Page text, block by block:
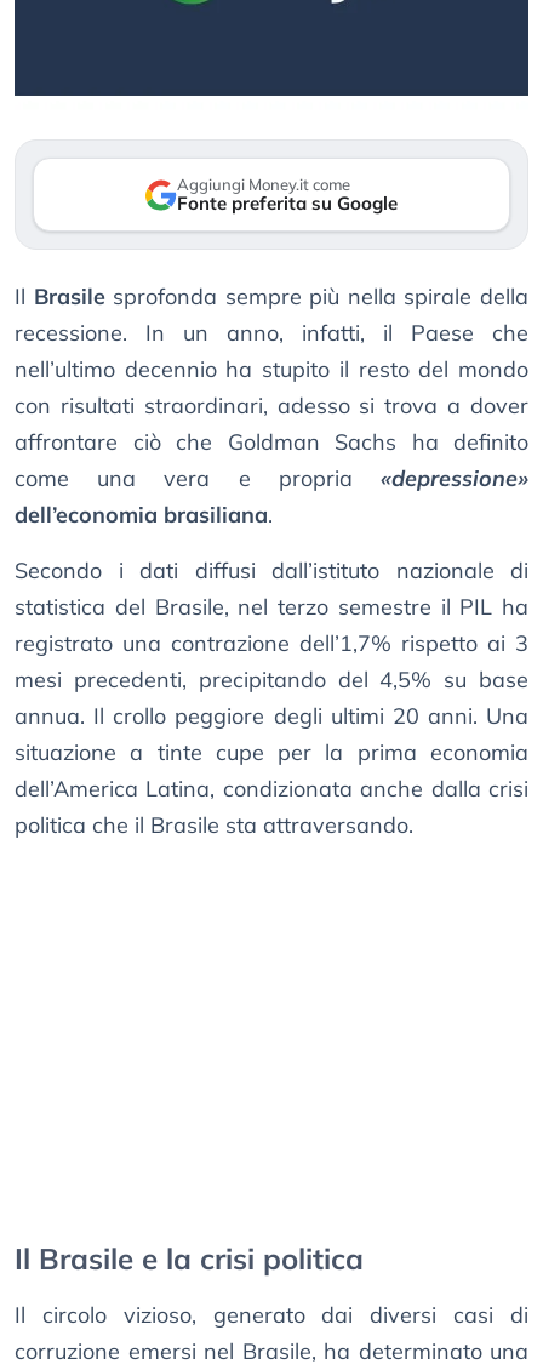
Aggiungi Money.it come
Fonte preferita su Google
Il Brasilesprofonda sempre più nella spirale della
recessione. In un anno, infatti, il Paese che
nell’ultimo decennio ha stupito il resto del mondo
con risultati straordinari, adesso si trova a dover
affrontare ciò che Goldman Sachs ha definito
come una vera e propria
«depressione»
dell’economia brasiliana.
Secondo i dati diffusi dall’istituto nazionale di
statistica del Brasile, nel terzo semestre il PIL ha
registrato una contrazione dell’1,7% rispetto ai 3
mesi precedenti, precipitando del 4,5% su base
annua. Il crollo peggiore degli ultimi 20 anni. Una
situazione a tinte cupe per la prima economia
dell’America Latina, condizionata anche dalla crisi
politica che il Brasile sta attraversando.
Il Brasile e la crisi politica
Il circolo vizioso, generato dai diversi casi di
corruzione emersi nel Brasile, ha determinato una